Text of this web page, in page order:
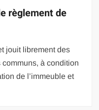
règlement de
jouit librement des
à condition
de l’immeuble et